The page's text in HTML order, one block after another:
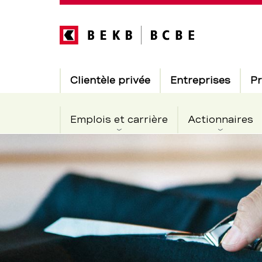
Réfugiés
parés
pour
Hauptnavigation
Clientèle privée Entreprises
Emplois et carrière Actionnaires
Section
de
navigation
de
service